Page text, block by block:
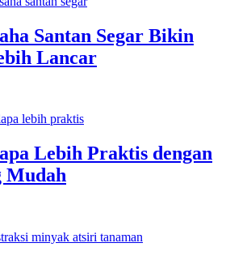
Santan Segar Bikin
Lancar
Lebih Praktis dengan
Mudah